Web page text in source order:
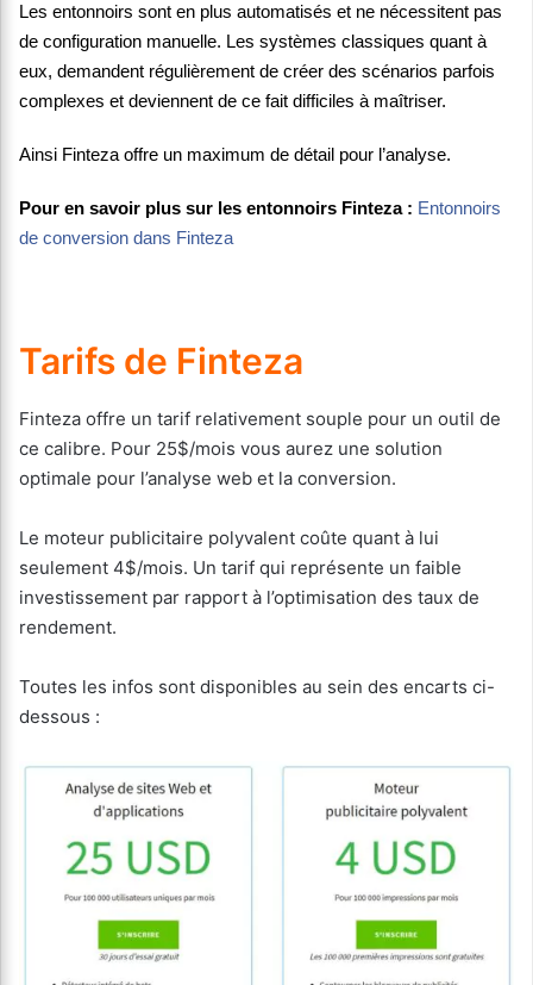
Les entonnoirs sont en plus automatisés et ne nécessitent pas
de configuration manuelle. Les systèmes classiques quant à
eux, demandent régulièrement de créer des scénarios parfois
complexes et deviennent de ce fait difficiles à maîtriser.
Ainsi Finteza offre un maximum de détail pour l’analyse.
Pour en savoir plus sur les entonnoirs Finteza : Entonnoirs
de conversion dans Finteza
Tarifs de Finteza
Finteza offre un tarif relativement souple pour un outil de
ce calibre. Pour 25$/mois vous aurez une solution
optimale pour l’analyse web et la conversion.
Le moteur publicitaire polyvalent coûte quant à lui
seulement 4$/mois. Un tarif qui représente un faible
investissement par rapport à l’optimisation des taux de
rendement.
Toutes les infos sont disponibles au sein des encarts ci-
dessous :